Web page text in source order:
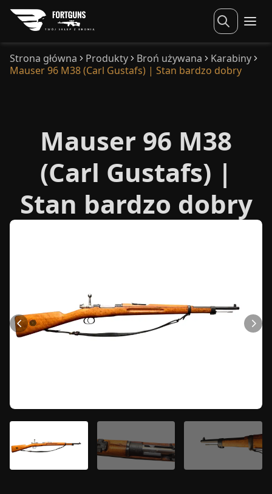
Strona główna Produkty Broń używana
Karabiny
Mauser 96 M38 (Carl Gustafs) | Stan bardzo dobry
Mauser 96 M38
(Carl Gustafs) |
Stan bardzo dobry